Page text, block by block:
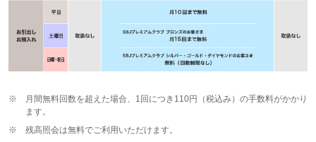
※
月間無料回数を超えた場合、1回につき110円（税込み）の手数料がかかり
ます。
※
残高照会は無料でご利用いただけます。